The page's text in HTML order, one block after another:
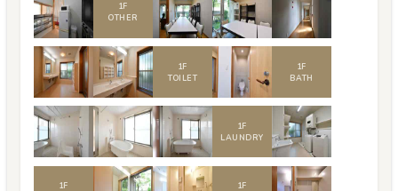
1F
OTHER
1F
TOILET
1F
BATH
1F
LAUNDRY
1F
1F